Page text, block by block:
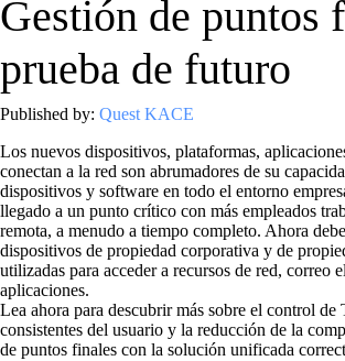
Gestión de puntos
prueba de futuro
Published by: Quest KACE
Los nuevos dispositivos, plataformas,
conectan a la red son abrumadores de su
dispositivos y software en todo el entorno
llegado a un punto crítico con más empleados
remota, a menudo a tiempo completo. Ahora
dispositivos de propiedad corporativa y de
utilizadas para acceder a recursos de red, correo
aplicaciones.
Lea ahora para descubrir más sobre el control de
consistentes del usuario y la reducción de la
de puntos finales con la solución unificada